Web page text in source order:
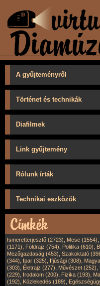
A gyűjteményről
Történet és technikák
Diafilmek
Link gyűjtemény
Rólunk írták
Technikai eszközök
Ismeretterjesztő (2723), Mese (1554),
(1171), Földrajz (754), Politika (610),
Mezőgazdaság (453), Szakoktató
(344), Ipar (325), Ifjúsági (308),
(303), Életrajz (277), Művészet (252),
(229), Irodalom (200), Fizika (193),
(192), Közlekedés (189),